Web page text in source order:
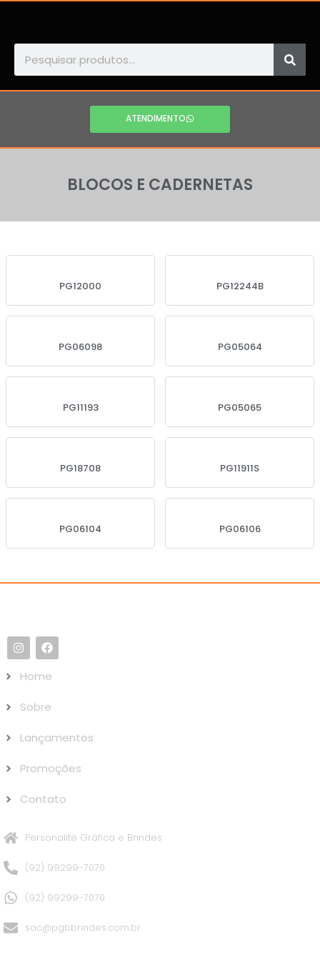
ATENDIMENTO
BLOCOS E CADERNETAS
PG12000 PG12244B
PG06098 PG05064
PG11193 PG05065
PG18708 PG11911S
PG06104 PG06106
Home
Sobre
Lançamentos
Promoções
Contato
Personalitê Gráfica e Brindes
(92) 99299-7070
(92) 99299-7070
sac@pgbbrindes.com.br